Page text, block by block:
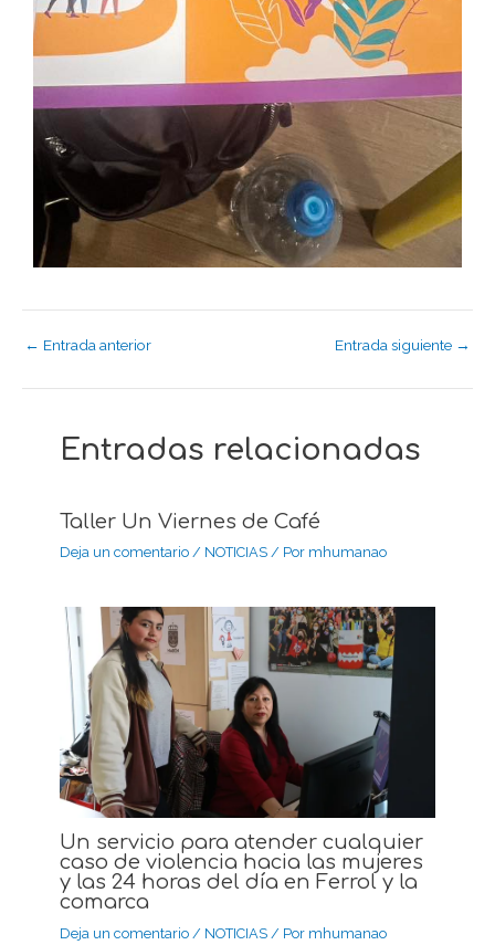
← Entrada anterior Entrada siguiente →
Entradas relacionadas
Taller Un Viernes de Café
Deja un comentario / NOTICIAS / Por mhumanao
Un servicio para atender cualquier
caso de violencia hacia las mujeres
y las 24 horas del día en Ferrol y la
comarca
Deja un comentario / NOTICIAS / Por mhumanao